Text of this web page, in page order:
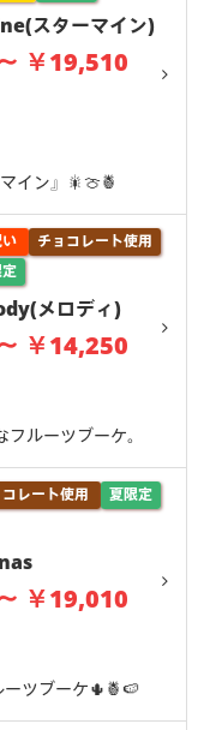
スターマイン)
￥19,510
イン』🎇🍈🍍
チョコレート使用
メロディ)
￥14,250
ルーツブーケ。
レート使用
夏限定
￥19,010
ツブーケ🌵🍍🍉